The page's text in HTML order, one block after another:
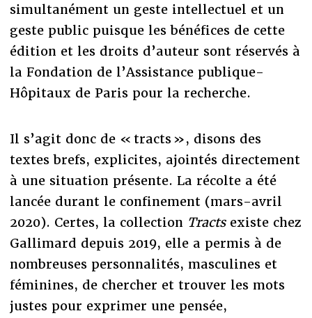
simultanément un geste intellectuel et un
geste public puisque les bénéfices de cette
édition et les droits d’auteur sont réservés à
la Fondation de l’Assistance publique-
Hôpitaux de Paris pour la recherche.
Il s’agit donc de « tracts », disons des
textes brefs, explicites, ajointés directement
à une situation présente. La récolte a été
lancée durant le confinement (mars-avril
2020). Certes, la collection Tractsexiste chez
Gallimard depuis 2019, elle a permis à de
nombreuses personnalités, masculines et
féminines, de chercher et trouver les mots
justes pour exprimer une pensée,